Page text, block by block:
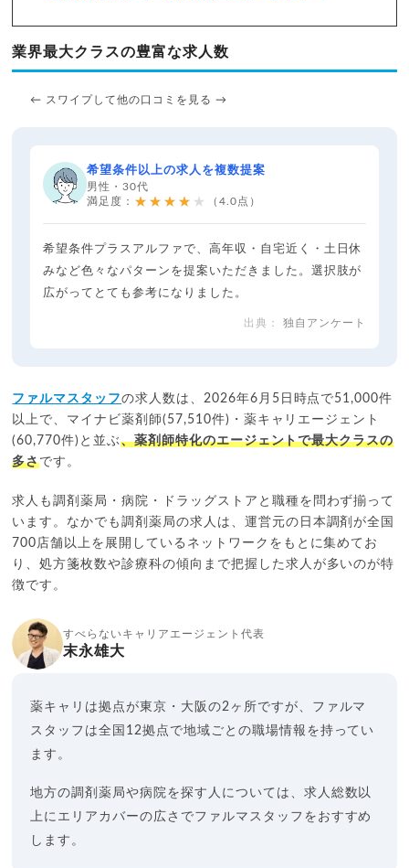
業界最大クラスの豊富な求人数
← スワイプして他の口コミを見る →
希望条件以上の求人を複数提案
男性・30代
満足度： ★★★★★ （4.0点）
希望条件プラスアルファで、高年収・自宅近く・土日休
みなど色々なパターンを提案いただきました。選択肢が
広がってとても参考になりました。
独自アンケート
ファルマスタッフの求人数は、2026年6月5日時点で51,000件
以上で、マイナビ薬剤師(57,510件)・薬キャリエージェント
(60,770件)と並ぶ、薬剤師特化のエージェントで最大クラスの
多さです。
求人も調剤薬局・病院・ドラッグストアと職種を問わず揃って
います。なかでも調剤薬局の求人は、運営元の日本調剤が全国
700店舗以上を展開しているネットワークをもとに集めてお
り、処方箋枚数や診療科の傾向まで把握した求人が多いのが特
徴です。
すべらないキャリアエージェント代表
末永雄大
薬キャリは拠点が東京・大阪の2ヶ所ですが、ファルマ
スタッフは全国12拠点で地域ごとの職場情報を持ってい
ます。
地方の調剤薬局や病院を探す人については、求人総数以
上にエリアカバーの広さでファルマスタッフをおすすめ
します。